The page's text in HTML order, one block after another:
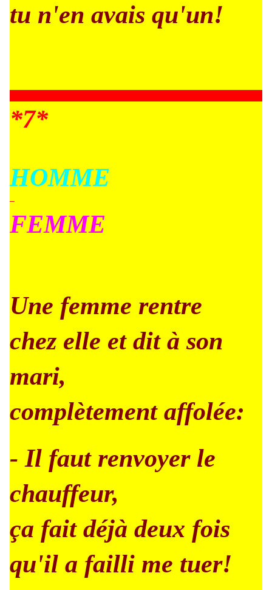
tu n'en avais qu'un!
*7*
HOMME
–
FEMME
Une femme rentre
chez elle et dit à son
mari,
complètement affolée:
- Il faut renvoyer le
chauffeur,
ça fait déjà deux fois
qu'il a failli me tuer!